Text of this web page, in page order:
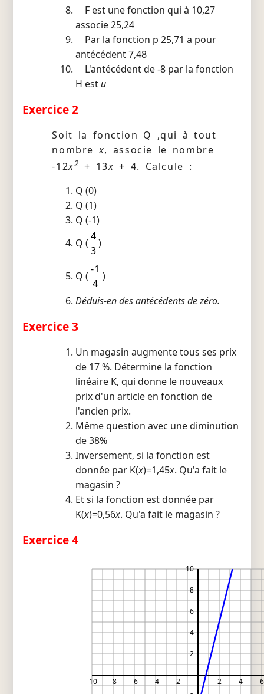
F est une fonction qui à 10,27
associe 25,24
Par la fonction p 25,71 a pour
antécédent 7,48
L'antécédent de -8 par la fonction
H est u
Exercice 2
Soit la fonction Q ,qui à tout
nombrex, associe le nombre
-12x2 + 13x + 4. Calcule :
Q (0)
Q (1)
Q (-1)
Q (
4
3
)
Q (
-1
4
)
Déduis-en des antécédents de zéro.
Exercice 3
Un magasin augmente tous ses prix
de 17 %. Détermine la fonction
linéaire K, qui donne le nouveaux
prix d'un article en fonction de
l'ancien prix.
Même question avec une diminution
de 38%
Inversement, si la fonction est
donnée par K(x)=1,45x. Qu'a fait le
magasin ?
Et si la fonction est donnée par
K(x)=0,56x. Qu'a fait le magasin ?
Exercice 4
-10 -8 -6 -4
-2
2
2
4
4
6
6
8
10